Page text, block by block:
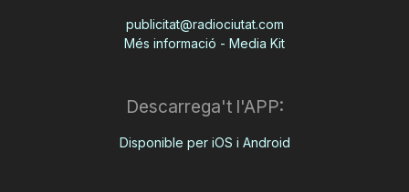
publicitat@radiociutat.com
Més informació - Media Kit
Descarrega't l'APP:
Disponible per iOS i Android